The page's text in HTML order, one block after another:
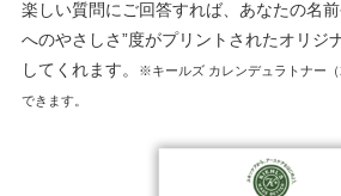
楽しい質問にご回答すれば、あなたの名
へのやさしさ”度がプリントされたオリジ
してくれます。
※キールズ カレンデュラトナー
できます。